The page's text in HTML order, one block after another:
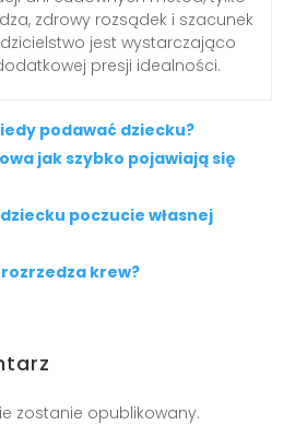
zdrowy rozsądek i szacunek
jest wystarczająco
presji idealności.
podawać dziecku?
jak szybko pojawiają się
poczucie własnej
krew?
zostanie opublikowany.